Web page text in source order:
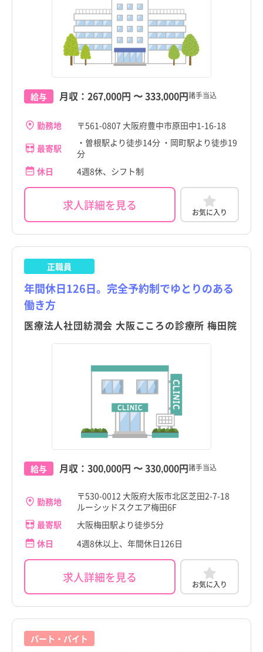
給与 月収： 267,000円 〜333,000円諸手当込
勤務地
〒561-0807 大阪府豊中市原田中1-16-18
最寄駅
・曽根駅より徒歩14分 ・岡町駅より徒歩19
分
休日
4週8休、シフト制
求人詳細を見る お気に入り
正職員
年間休日126日。完全予約制でゆとりのある
働き方
医療法人社団紡潤会 大阪こころの診療所 梅田院
給与 月収： 300,000円 〜330,000円諸手当込
勤務地
〒530-0012 大阪府大阪市北区芝田2-7-18
ルーシッドスクエア梅田6F
最寄駅
大阪梅田駅より徒歩5分
休日
4週8休以上、年間休日126日
求人詳細を見る お気に入り
パート・バイト